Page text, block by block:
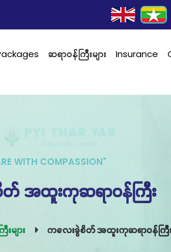
ဆရာဝန်ကြီးများ Insurance
WITH COMPASSION"
အထူးကုဆရာဝန်ကြီး
များ ကလေးခွဲစိတ် အထူးကုဆရာဝန်ကြီ